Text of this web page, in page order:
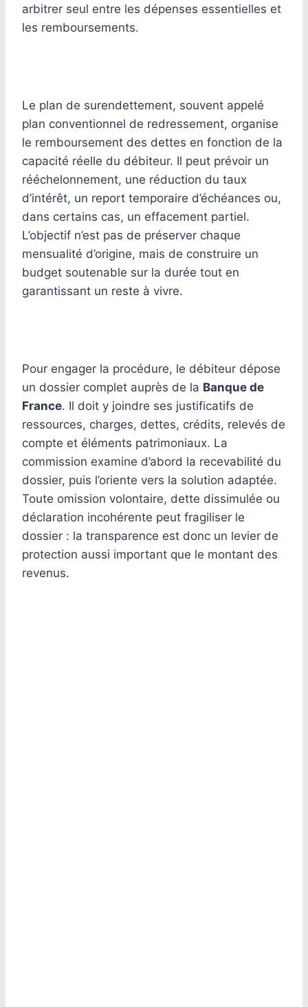
arbitrer seul entre les dépenses essentielles et
les remboursements.
Le plan de surendettement, souvent appelé
plan conventionnel de redressement, organise
le remboursement des dettes en fonction de la
capacité réelle du débiteur. Il peut prévoir un
rééchelonnement, une réduction du taux
d’intérêt, un report temporaire d’échéances ou,
dans certains cas, un effacement partiel.
L’objectif n’est pas de préserver chaque
mensualité d’origine, mais de construire un
budget soutenable sur la durée tout en
garantissant un reste à vivre.
Pour engager la procédure, le débiteur dépose
un dossier complet auprès de la Banque de
France. Il doit y joindre ses justificatifs de
ressources, charges, dettes, crédits, relevés de
compte et éléments patrimoniaux. La
commission examine d’abord la recevabilité du
dossier, puis l’oriente vers la solution adaptée.
Toute omission volontaire, dette dissimulée ou
déclaration incohérente peut fragiliser le
dossier : la transparence est donc un levier de
protection aussi important que le montant des
revenus.